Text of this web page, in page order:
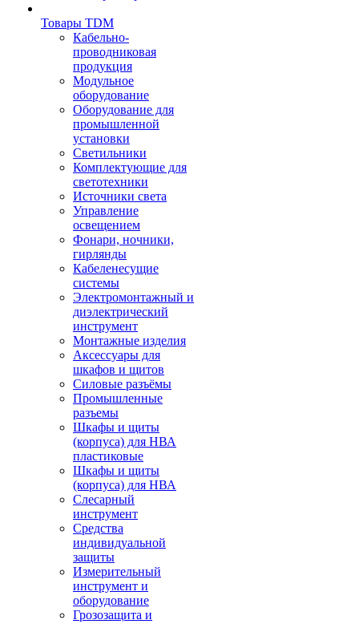
Товары TDM
Кабельно-
проводниковая
продукция
Модульное
оборудование
Оборудование для
промышленной
установки
Светильники
Комплектующие для
светотехники
Источники света
Управление
освещением
Фонари, ночники,
гирлянды
Кабеленесущие
системы
Электромонтажный и
диэлектрический
инструмент
Монтажные изделия
Аксессуары для
шкафов и щитов
Силовые разъёмы
Промышленные
разъемы
Шкафы и щиты
(корпуса) для НВА
пластиковые
Шкафы и щиты
(корпуса) для НВА
Слесарный
инструмент
Средства
индивидуальной
защиты
Измерительный
инструмент и
оборудование
Грозозащита и